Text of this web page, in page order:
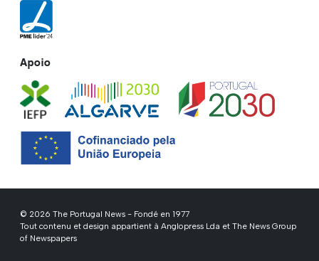
Apoio
© 2026 The Portugal News - Fondé en 1977
Tout contenu et design appartient à Anglopress Lda et The News Group
of Newspapers